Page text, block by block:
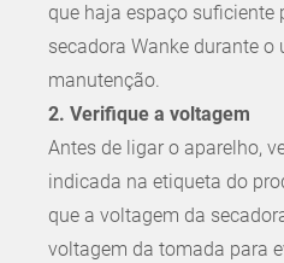
que haja espaço suficiente
secadora Wanke durante o
manutenção.
2. Verifique a voltagem
Antes de ligar o aparelho,
indicada na etiqueta do
que a voltagem da
voltagem da tomada para